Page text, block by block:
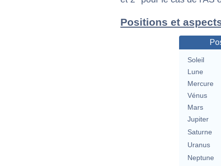
Positions et
Soleil
Lune
Mercure
Vénus
Mars
Jupiter
Saturne
Uranus
Neptune